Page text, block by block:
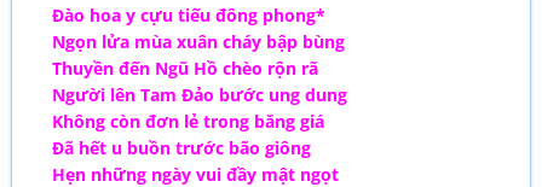
Đào hoa y cựu tiếu đông phong*
Ngọn lửa mùa xuân cháy bập bùng
Thuyền đến Ngũ Hồ chèo rộn rã
Người lên Tam Đảo bước ung dung
Không còn đơn lẻ trong băng giá
Đã hết u buồn trước bão giông
Hẹn những ngày vui đầy mật ngọt